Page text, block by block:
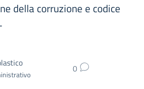
della corruzione e codice
0